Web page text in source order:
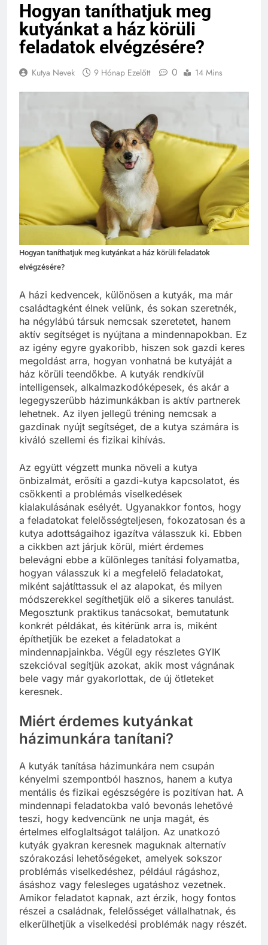
Hogyan taníthatjuk meg
kutyánkat a ház körüli
feladatok elvégzésére?
Kutya Nevek 9 Hónap Ezelőtt 0 14 Mins
Hogyan taníthatjuk meg kutyánkat a ház körüli feladatok
elvégzésére?
A házi kedvencek, különösen a kutyák, ma már
családtagként élnek velünk, és sokan szeretnék,
ha négylábú társuk nemcsak szeretetet, hanem
aktív segítséget is nyújtana a mindennapokban. Ez
az igény egyre gyakoribb, hiszen sok gazdi keres
megoldást arra, hogyan vonhatná be kutyáját a
ház körüli teendőkbe. A kutyák rendkívül
intelligensek, alkalmazkodóképesek, és akár a
legegyszerűbb házimunkákban is aktív partnerek
lehetnek. Az ilyen jellegű tréning nemcsak a
gazdinak nyújt segítséget, de a kutya számára is
kiváló szellemi és fizikai kihívás.
Az együtt végzett munka növeli a kutya
önbizalmát, erősíti a gazdi-kutya kapcsolatot, és
csökkenti a problémás viselkedések
kialakulásának esélyét. Ugyanakkor fontos, hogy
a feladatokat felelősségteljesen, fokozatosan és a
kutya adottságaihoz igazítva válasszuk ki. Ebben
a cikkben azt járjuk körül, miért érdemes
belevágni ebbe a különleges tanítási folyamatba,
hogyan válasszuk ki a megfelelő feladatokat,
miként sajátíttassuk el az alapokat, és milyen
módszerekkel segíthetjük elő a sikeres tanulást.
Megosztunk praktikus tanácsokat, bemutatunk
konkrét példákat, és kitérünk arra is, miként
építhetjük be ezeket a feladatokat a
mindennapjainkba. Végül egy részletes GYIK
szekcióval segítjük azokat, akik most vágnának
bele vagy már gyakorlottak, de új ötleteket
keresnek.
Miért érdemes kutyánkat
házimunkára tanítani?
A kutyák tanítása házimunkára nem csupán
kényelmi szempontból hasznos, hanem a kutya
mentális és fizikai egészségére is pozitívan hat. A
mindennapi feladatokba való bevonás lehetővé
teszi, hogy kedvencünk ne unja magát, és
értelmes elfoglaltságot találjon. Az unatkozó
kutyák gyakran keresnek maguknak alternatív
szórakozási lehetőségeket, amelyek sokszor
problémás viselkedéshez, például rágáshoz,
ásáshoz vagy felesleges ugatáshoz vezetnek.
Amikor feladatot kapnak, azt érzik, hogy fontos
részei a családnak, felelősséget vállalhatnak, és
elkerülhetjük a viselkedési problémák nagy részét.